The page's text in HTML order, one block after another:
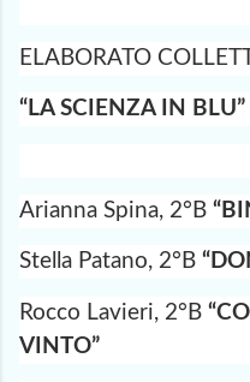
ELABORATO
“LA SCIENZA IN BLU”
Arianna Spina, 2°B
Stella Patano, 2°B
Rocco Lavieri, 2°B
VINTO”